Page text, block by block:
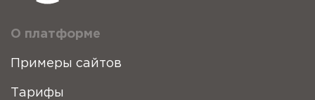
О платформе
Примеры сайтов
Тарифы